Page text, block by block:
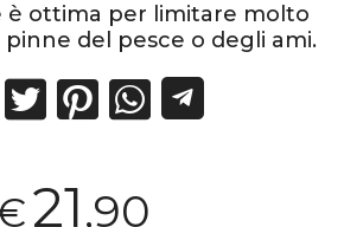
è ottima per limitare molto
pinne del pesce o degli ami.
21,90